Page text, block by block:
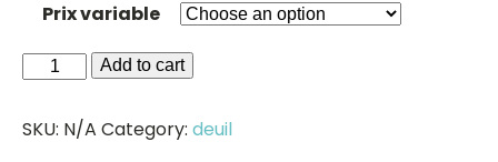
Prix variable
Gerbe
main
Add to cart
SKU: N/A Category: deuil